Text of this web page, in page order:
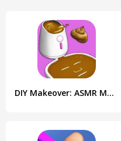
DIY Makeover: ASMR Mask 3D